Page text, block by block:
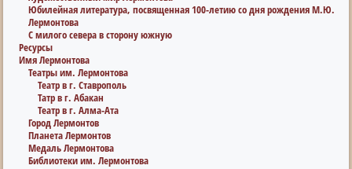
Юбилейная литература, посвященная 100-летию со дня рождения М.Ю.
Лермонтова
С милого севера в сторону южную
Ресурсы
Имя Лермонтова
Театры им. Лермонтова
Театр в г. Ставрополь
Татр в г. Абакан
Театр в г. Алма-Ата
Город Лермонтов
Планета Лермонтов
Медаль Лермонтова
Библиотеки им. Лермонтова